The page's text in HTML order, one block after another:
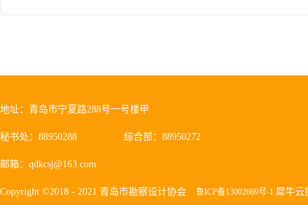
地址：青岛市宁夏路288号一号楼甲
秘书处：88950288 综合部：88950272
邮箱：qdkcsj@163.com
Copyright ©2018 - 2021 青岛市勘察设计协会 鲁ICP备13002669号-1 犀牛云